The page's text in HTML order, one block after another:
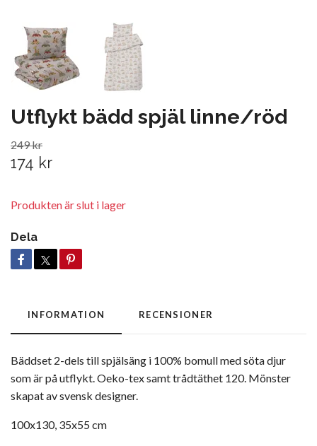
Utflykt bädd spjäl linne/röd
249 kr
174 kr
Produkten är slut i lager
Dela
INFORMATION RECENSIONER
Bäddset 2-dels till spjälsäng i 100% bomull med söta djur
som är på utflykt. Oeko-tex samt trådtäthet 120. Mönster
skapat av svensk designer.
100x130, 35x55 cm